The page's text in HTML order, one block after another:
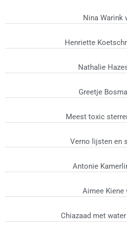
Nina Warink
Henriette
Nathalie
Greetje
Meest toxic
Verno lijsten en
Antonie
Aimee Kiene
Chiazaad met